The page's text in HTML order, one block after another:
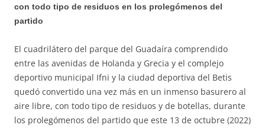
con todo tipo de residuos en los prolegómenos del
partido
El cuadrilátero del parque del Guadaíra comprendido
entre las avenidas de Holanda y Grecia y el complejo
deportivo municipal Ifni y la ciudad deportiva del Betis
quedó convertido una vez más en un inmenso basurero al
aire libre, con todo tipo de residuos y de botellas, durante
los prolegómenos del partido que este 13 de octubre (2022)